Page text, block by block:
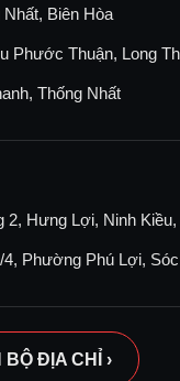
Biên Hòa
Phước Thuận, Long
Thống Nhất
2, Hưng Lợi, Ninh
Phường Phú Lợi,
ĐỊA CHỈ ›